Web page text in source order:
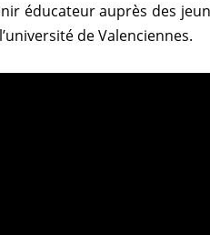
éducateur auprès des
de Valenciennes.